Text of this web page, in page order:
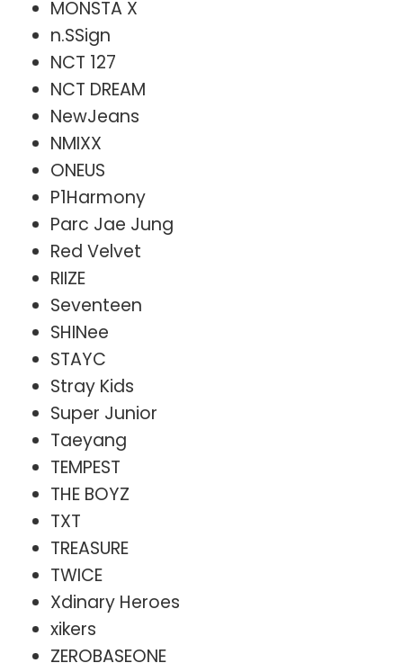
MONSTA X
n.SSign
NCT 127
NCT DREAM
NewJeans
NMIXX
ONEUS
P1Harmony
Parc Jae Jung
Red Velvet
RIIZE
Seventeen
SHINee
STAYC
Stray Kids
Super Junior
Taeyang
TEMPEST
THE BOYZ
TXT
TREASURE
TWICE
Xdinary Heroes
xikers
ZEROBASEONE